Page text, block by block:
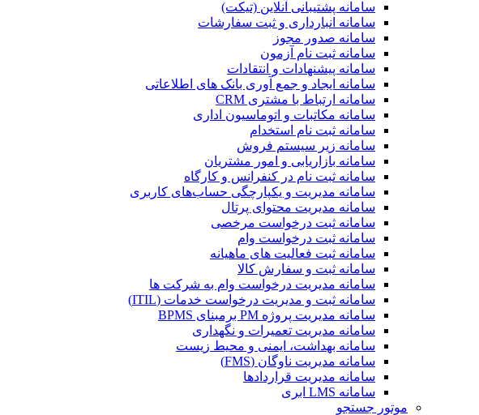
سامانه پشتیبانی آنلاین (تیکت)
سامانه انبارداری و ثبت سفارشات
سامانه صدور مجوز
سامانه ثبت نام آزمون
سامانه پیشنهادات و انتقادات
سامانه ایجاد و جمع آوری بانک‌ های اطلاعاتی
سامانه ارتباط با مشتری CRM
سامانه مکاتبات و اتوماسیون اداری
سامانه ثبت نام استخدام
سامانه زیر سیستم فروش
سامانه بازاریابی و امور مشتریان
سامانه ثبت نام در کنفرانس و کارگاه
سامانه مدیریت و یکپارچگی حساب‌های کاربری
سامانه مدیریت محتوای پرتال
سامانه ثبت درخواست مرخصی
سامانه ثبت درخواست وام
سامانه ثبت فعالیت های ماهیانه
سامانه ثبت و سفارش کالا
سامانه مدیریت درخواست وام به شرکت ها
سامانه ثبت و مدیریت درخواست خدمات (ITIL)
سامانه مدیریت پروژه PM برمبنای BPMS
سامانه مدیریت تعمیرات و نگهداری
سامانه بهداشت، ایمنی و محیط زیست
سامانه مدیریت ناوگان (FMS)
سامانه مدیریت قراردادها
سامانه LMS ابری
موتور جستجو